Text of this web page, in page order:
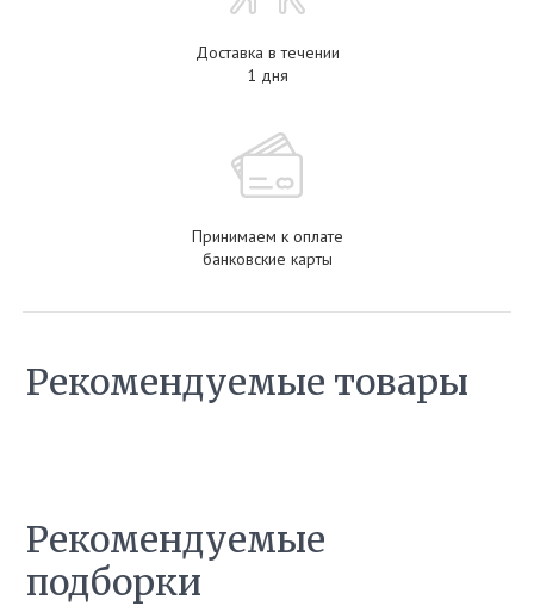
Доставка в течении
1 дня
Принимаем к оплате
банковские карты
Рекомендуемые товары
Рекомендуемые
подборки